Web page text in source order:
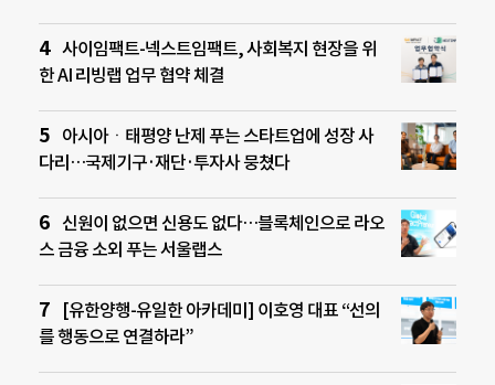
사이임팩트-넥스트임팩트, 사회복지 현장을 위
한 AI 리빙랩 업무 협약 체결
아시아ㆍ태평양 난제 푸는 스타트업에 성장 사
다리…국제기구·재단·투자사 뭉쳤다
신원이 없으면 신용도 없다…블록체인으로 라오
스 금융 소외 푸는 서울랩스
[유한양행-유일한 아카데미] 이호영 대표 “선의
를 행동으로 연결하라”